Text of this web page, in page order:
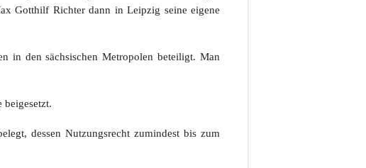
Gotthilf Richter dann in Leipzig seine eigene
in den sächsischen Metropolen beteiligt. Man
beigesetzt.
dessen Nutzungsrecht zumindest bis zum